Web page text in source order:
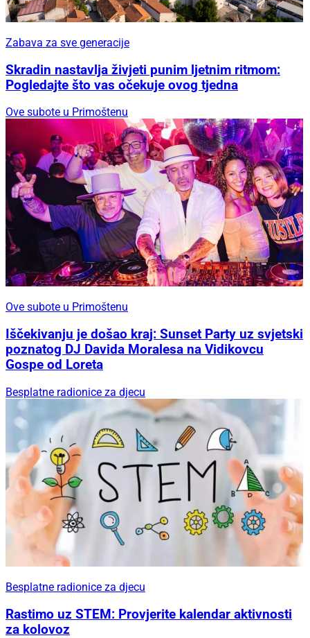
Zabava za sve generacije
Skradin nastavlja živjeti punim ljetnim ritmom:
Pogledajte što vas očekuje ovog tjedna
Ove subote u Primoštenu
Ove subote u Primoštenu
Iščekivanju je došao kraj: Sunset Party uz svjetski
poznatog DJ Davida Moralesa na Vidikovcu
Gospe od Loreta
Besplatne radionice za djecu
Besplatne radionice za djecu
Rastimo uz STEM: Provjerite kalendar aktivnosti
za kolovoz